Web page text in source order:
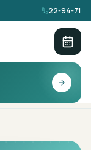
22-94-71